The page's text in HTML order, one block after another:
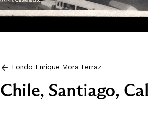
Fondo Enrique Mora Ferraz
Chile, Santiago,